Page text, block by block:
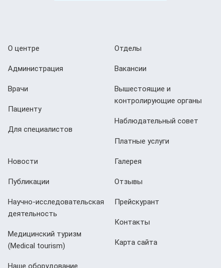
О центре
Администрация
Врачи
Пациенту
Для специалистов
Отделы
Вакансии
Вышестоящие и
контролирующие органы
Наблюдательный совет
Платные услуги
Новости
Публикации
Научно-исследовательская
деятельность
Медицинский туризм
(Мedical tourism)
Наше оборудование
Галерея
Отзывы
Прейскурант
Контакты
Карта сайта